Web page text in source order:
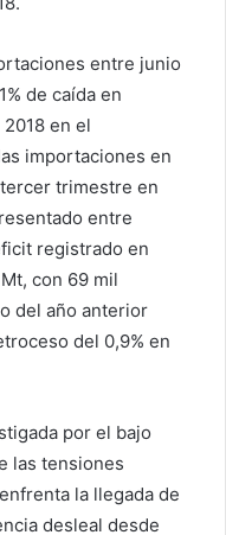
entre junio
de caída en
en el
importaciones en
trimestre en
entre
registrado en
con 69 mil
del año anterior
del 0,9% en
por el bajo
las tensiones
la llegada de
desleal desde